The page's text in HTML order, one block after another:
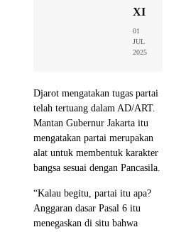
XI
01
JUL
2025
Djarot mengatakan tugas partai
telah tertuang dalam AD/ART.
Mantan Gubernur Jakarta itu
mengatakan partai merupakan
alat untuk membentuk karakter
bangsa sesuai dengan Pancasila.
“Kalau begitu, partai itu apa?
Anggaran dasar Pasal 6 itu
menegaskan di situ bahwa